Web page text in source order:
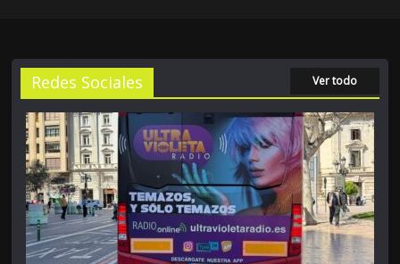
Redes Sociales Ver todo